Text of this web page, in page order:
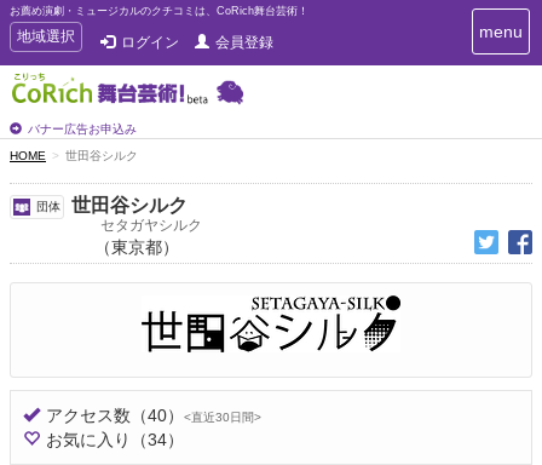
お薦め演劇・ミュージカルのクチコミは、CoRich舞台芸術！
T
o
g
g
e
n
a
v
i
a
t
地域選択 ログイン 会員登録
バナー広告お申込み
T
o
i
n
menu
HOME 世田谷シルク
団体 世田谷シルク
セタガヤシルク
（東京都）
アクセス数 （40） <直近30日間>
お気に入り （34）